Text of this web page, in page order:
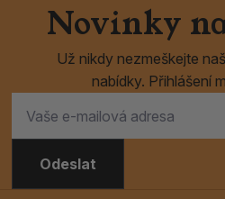
Novinky
Už nikdy nezmeškejte
nabídky. Přihlášení
Odeslat